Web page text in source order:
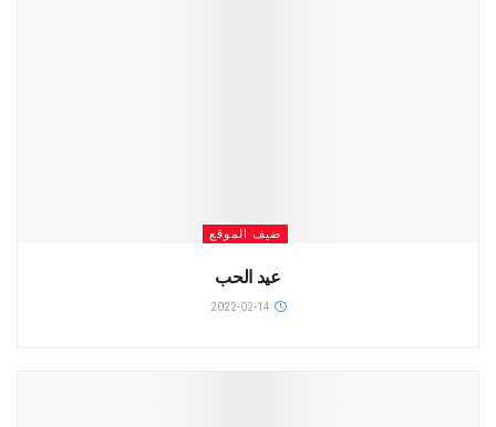
ضيف الموقع
عيد الحب